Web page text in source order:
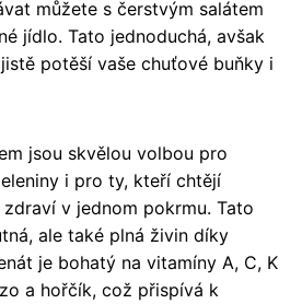
můžete s čerstvým salátem
jídlo. Tato jednoduchá, avšak
potěší vaše chuťové buňky i
jsou skvělou volbou pro
i pro ty, kteří chtějí
v jednom pokrmu. Tato
ale také plná živin díky
je bohatý na vitamíny A, C, K
a hořčík, což přispívá k